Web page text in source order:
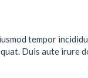
tempor
Duis aute irure